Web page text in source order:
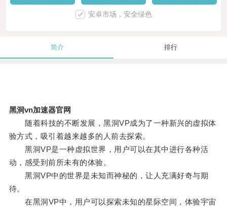
安卓市场，安全绿色
简介 排行
黑洞vn加速器官网
随着科技的不断发展，黑洞VP成为了一种新兴的虚拟体
验方式，吸引着越来越多的人前去探索。
黑洞VP是一种虚拟世界，用户可以在其中进行各种活
动，感受到前所未有的体验。
黑洞VP中的世界是未知而神秘的，让人充满好奇与期
待。
在黑洞VP中，用户可以探索未知的星际空间，体验宇宙